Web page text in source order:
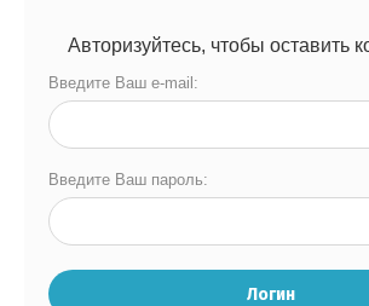
Авторизуйтесь, чтобы оставить
Введите Ваш e-mail:
Введите Ваш пароль:
Логин